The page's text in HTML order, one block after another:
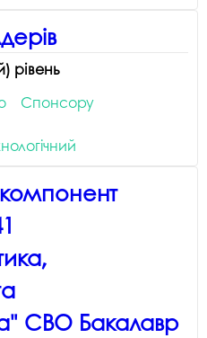
рівень
Спонсору
компонент
СВО Бакалавр